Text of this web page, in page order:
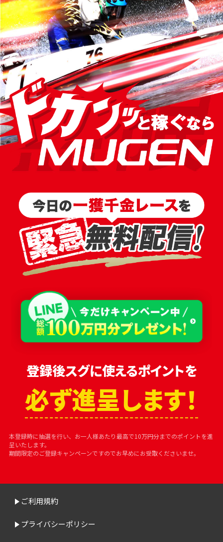
登録後スグに使えるポイントを
必ず進呈します！
本登録時に抽選を行い、お一人様あたり最高で10万円分までのポイントを進
呈いたします。
期間限定のご登録キャンペーンですのでお早めにお受取くださいませ。
ご利用規約
プライバシーポリシー